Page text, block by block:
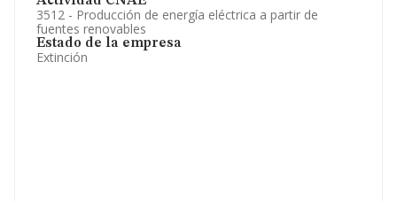
3512 - Producción de energía eléctrica a partir de
fuentes renovables
Estado de la empresa
Extinción